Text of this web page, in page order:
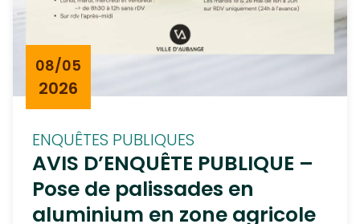
AVIS D’ENQUÊTE PUBLIQUE –
Pose de palissades en
aluminium en zone agricole
ENQUÊTES PUBLIQUES
08/05
2026